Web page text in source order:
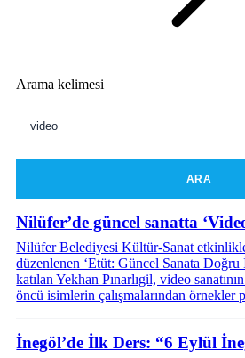
Arama kelimesi
ARA
Nilüfer’de güncel sanatta
Nilüfer Belediyesi Kültür-Sanat
düzenlenen ‘Etüt: Güncel Sanata Doğru
katılan Yekhan Pınarlıgil, video
öncü isimlerin çalışmalarından örnekler
İnegöl’de İlk Ders: “6 Eylül